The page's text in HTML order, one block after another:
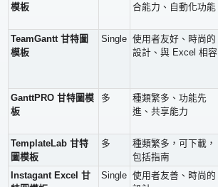
模板
合能力、自動化功能
TeamGantt 甘特圖
模板
Single 使用者友好、時尚的
設計、與 Excel 相容
GanttPRO 甘特圖模
板
多
種類繁多、功能先
進、共享能力
TemplateLab 甘特
圖模板
多
種類繁多，可下載，
包括指南
Instagant Excel 甘
Single 使用者友善、時尚的